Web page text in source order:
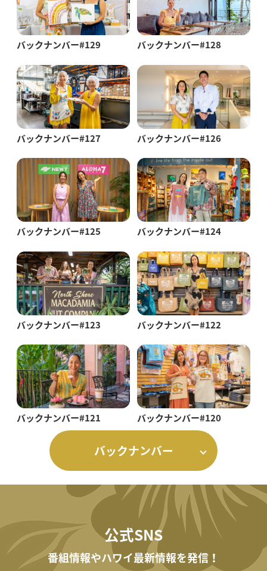
バックナンバー#129 バックナンバー#128
バックナンバー#127 バックナンバー#126
バックナンバー#125 バックナンバー#124
バックナンバー#123 バックナンバー#122
バックナンバー#121 バックナンバー#120
バックナンバー
公式SNS
番組情報やハワイ最新情報を発信！